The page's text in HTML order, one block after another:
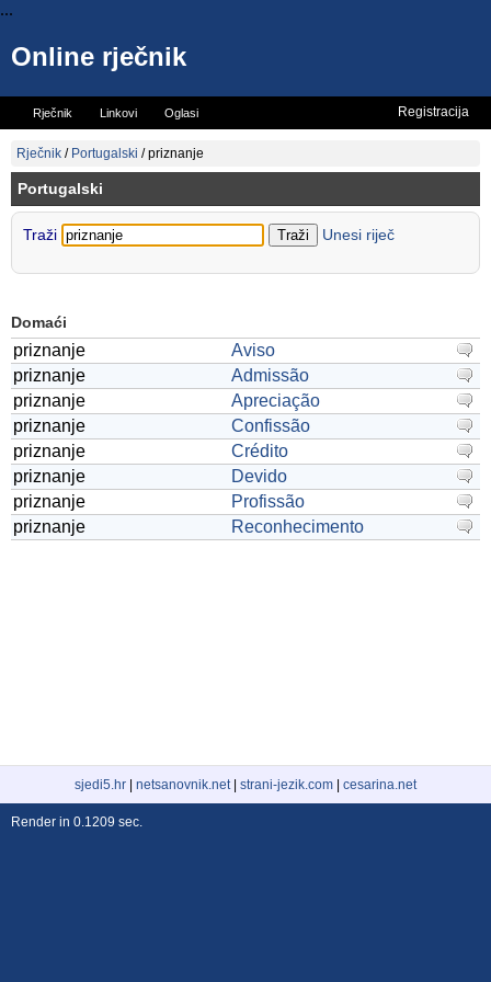
...
Online rječnik
Rječnik Linkovi Oglasi
Vicevi
Registracija
Rječnik / Portugalski /priznanje
Portugalski
Traži Unesi riječ
Domaći
priznanje
Aviso
priznanje
Admissão
priznanje
Apreciação
priznanje
Confissão
priznanje
Crédito
priznanje
Devido
priznanje
Profissão
priznanje
Reconhecimento
sjedi5.hr netsanovnik.net| strani-jezik.com cesarina.net
Render in 0.1209 sec.